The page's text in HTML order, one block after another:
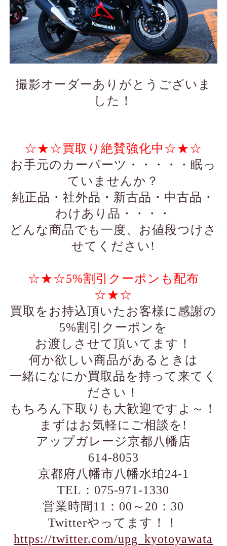
撮影オーダーありがとうございま
した！
☆★☆買取り絶賛強化中☆★☆
お手元のカーパーツ・・・・・眠っ
ていませんか？
純正品・社外品・新古品・中古品・
わけあり品・・・・
どんな商品でも一度、お値段つけさ
せてください!
☆★☆5%割引クーポンも配布
☆★☆
買取をお持込頂いたお客様に感謝の
5%割引クーポンを
お渡しさせて頂いてます！
何か欲しい商品があるときは
一緒になにか買取品を持って来てく
ださい！
もちろん下取りも大歓迎ですよ～！
まずはお気軽にご相談を!
アップガレージ京都八幡店
614-8053
京都府八幡市八幡水珀24-1
TEL：075-971-1330
営業時間11：00～20：30
Twitterやってます！！
https://twitter.com/upg_kyotoyawata